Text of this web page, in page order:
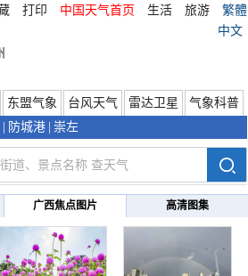
打印 中国天气首页 生活 旅游
繁體
中文
东盟气象 台风天气 雷达卫星
气象科普
防城港 崇左
广西焦点图片 高清图集